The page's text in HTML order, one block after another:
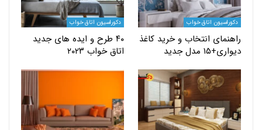
اتاق خواب
انتخاب و خرید کاغذ
دکوراسیون اتاق خواب
۴۰ طرح و ایده های جدید
اتاق خواب ۲۰۲۳